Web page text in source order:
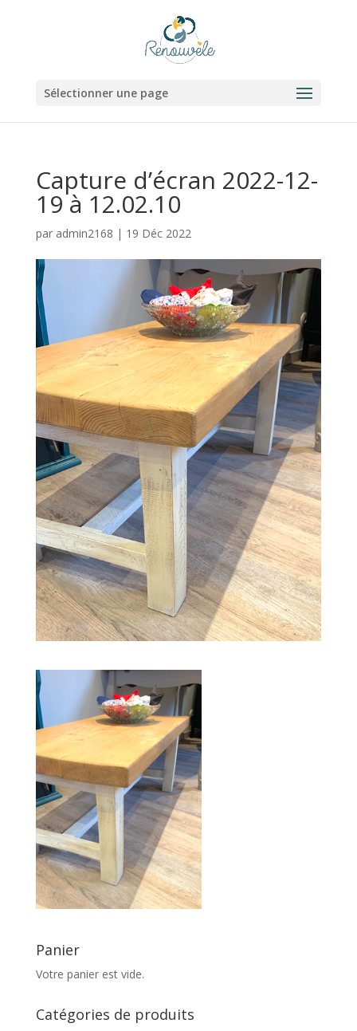
Sélectionner une page
Capture d’écran 2022-12-
19 à 12.02.10
par admin2168 | 19 Déc 2022
Panier
Votre panier est vide.
Catégories de produits